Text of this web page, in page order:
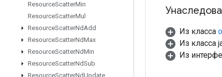
ResourceScatterMin
ResourceScatterMul
ResourceScatterNdAdd
ResourceScatterNdMax
ResourceScatterNdMin
ResourceScatterNdSub
ResourceScatterNdUpdate
Из класса
Из класса
Из